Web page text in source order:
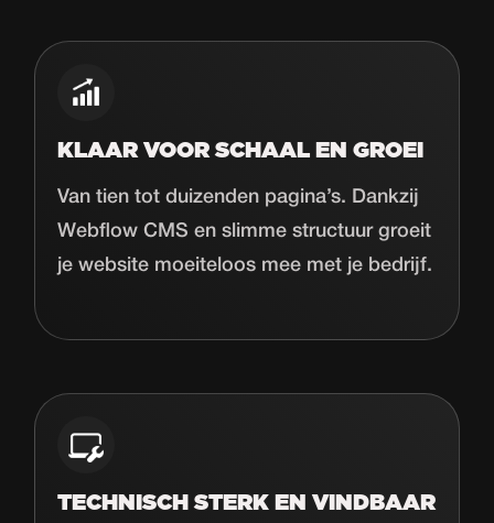
KLAAR VOOR SCHAAL EN GROEI
Van tien tot duizenden pagina’s. Dankzij
Webflow CMS en slimme structuur groeit
je website moeiteloos mee met je bedrijf.
TECHNISCH STERK EN VINDBAAR